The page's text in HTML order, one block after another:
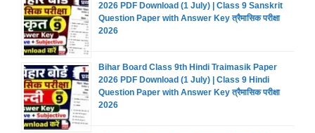
2026 PDF Download (1 July) | Class 9 Sanskrit
Question Paper with Answer Key त्रैमासिक परीक्षा
2026
Bihar Board Class 9th Hindi Traimasik Paper
2026 PDF Download (1 July) | Class 9 Hindi
Question Paper with Answer Key त्रैमासिक परीक्षा
2026